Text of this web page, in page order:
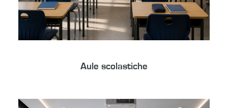
Aule scolastiche